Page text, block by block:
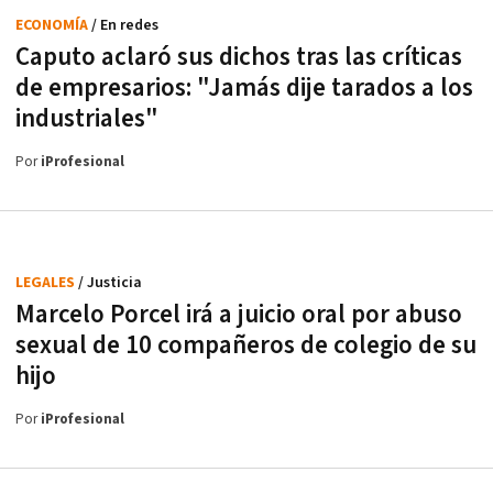
Caputo aclaró sus dichos tras las críticas
de empresarios: "Jamás dije tarados a los
industriales"
ECONOMÍA/ En redes
PoriProfesional
Marcelo Porcel irá a juicio oral por abuso
sexual de 10 compañeros de colegio de su
hijo
LEGALES / Justicia
PoriProfesional